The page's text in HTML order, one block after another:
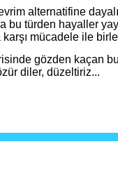
alternatifine
bu türden hayaller
mücadele ile
gözden kaçan
diler, düzeltiriz...